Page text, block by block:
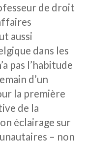
de droit
aussi
dans les
pas l’habitude
d’un
la première
de la
éclairage sur
– non